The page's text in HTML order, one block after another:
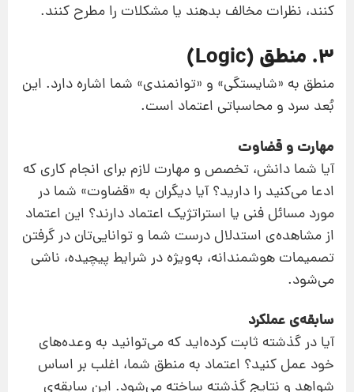
کنند، نظرات مخالف بدهند یا مشکلات را مطرح کنند.
۳. منطق (Logic)
منطق به «شایستگی» و «توانمندی» شما اشاره دارد. این
بُعد سرد و محاسباتی اعتماد است.
مهارت و قضاوت
آیا شما دانش، تخصص و مهارت لازم برای انجام کاری که
ادعا می‌کنید را دارید؟ آیا دیگران به «قضاوت» شما در
مورد مسائل فنی یا استراتژیک اعتماد دارند؟ این اعتماد
از مشاهده‌ی استدلال درست شما و توانایی‌تان در گرفتن
تصمیمات هوشمندانه، به‌ویژه در شرایط پیچیده، ناشی
می‌شود.
سابقه‌ی عملکرد
آیا در گذشته ثابت کرده‌اید که می‌توانید به وعده‌های
خود عمل کنید؟ اعتماد به منطق شما، اغلب بر اساس
شواهد و نتایج گذشته ساخته می‌شود. این سابقه‌ی